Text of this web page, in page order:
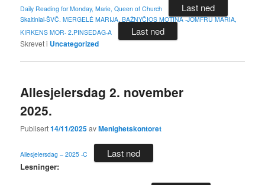
Daily Reading for Monday, Marie, Queen of Church Last ned
Skaitiniai-ŠVČ. MERGELĖ MARIJA, BAŽNYČIOS MOTINA -JOMFRU MARIA,
KIRKENS MOR- 2.PINSEDAG-A
Last ned
Skrevet i Uncategorized
Allesjelersdag 2. november
2025.
Publisert14/11/2025avMenighetskontoret
Allesjelersdag – 2025 -C Last ned
Lesninger: